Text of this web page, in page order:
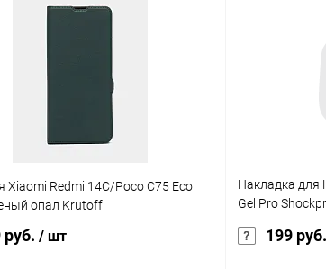
Xiaomi Redmi 14C/Poco C75 Eco
опал Krutoff
руб. / шт
Накладка для
Gel Pro
199 руб.